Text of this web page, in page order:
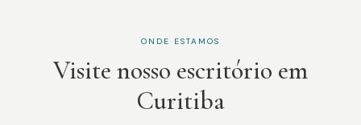
ONDE ESTAMOS
Visite nosso escritório em
Curitiba